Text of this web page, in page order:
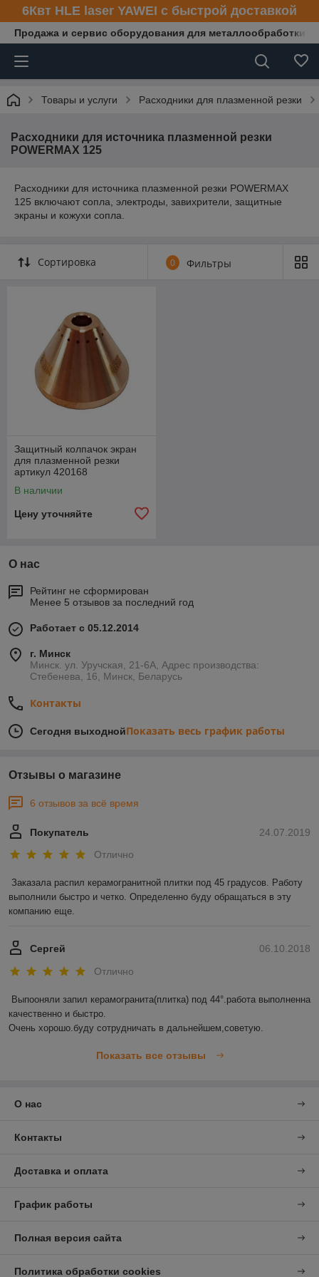
6Квт HLE laser YAWEI с быстрой доставкой
Продажа и сервис оборудования для металлообработки
Товары и услуги Расходники для плазменной резки
Расходники для источника плазменной резки
POWERMAX 125
Расходники для источника плазменной резки POWERMAX
125 включают сопла, электроды, завихрители, защитные
экраны и кожухи сопла.
Сортировка 0 Фильтры
Защитный колпачок экран
для плазменной резки
артикул 420168
В наличии
Цену уточняйте
О нас
Рейтинг не сформирован
Менее 5 отзывов за последний год
Работает с 05.12.2014
г. Минск
Минск. ул. Уручская, 21-6А, Адрес производства:
Стебенева, 16, Минск, Беларусь
Контакты
Сегодня выходнойПоказать весь график работы
Отзывы о магазине
6 отзывов за всё время
24.07.2019
Покупатель
Отлично
Заказала распил керамогранитной плитки под 45 градусов. Работу
выполнили быстро и четко. Определенно буду обращаться в эту
компанию еще.
06.10.2018
Сергей
Отлично
Выпооняли запил керамогранита(плитка) под 44°.работа выполненна
качественно и быстро.
Очень хорошо.буду сотрудничать в дальнейшем,советую.
Показать все отзывы
О нас
Контакты
Доставка и оплата
График работы
Полная версия сайта
Политика обработки cookies